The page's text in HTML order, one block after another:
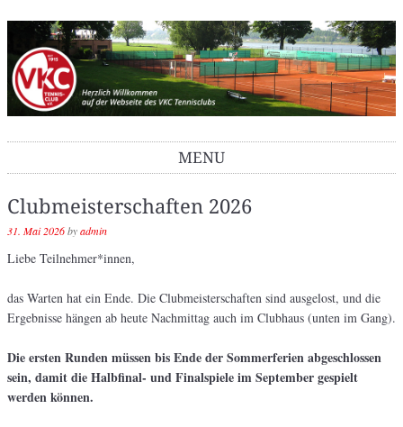
VKC Tennisclub
MENU
Clubmeisterschaften 2026
31. Mai 2026byadmin
Liebe Teilnehmer*innen,
das Warten hat ein Ende. Die Clubmeisterschaften sind ausgelost, und die
Ergebnisse hängen ab heute Nachmittag auch im Clubhaus (unten im Gang).
Die ersten Runden müssen bis Ende der Sommerferien abgeschlossen
sein, damit die Halbfinal- und Finalspiele im September gespielt
werden können.